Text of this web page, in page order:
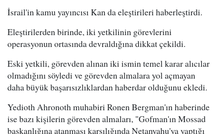
İsrail'in kamu yayıncısı Kan da eleştirileri haberleştirdi.
Eleştirilerden birinde, iki yetkilinin görevlerini
operasyonun ortasında devraldığına dikkat çekildi.
Eski yetkili, görevden alınan iki ismin temel karar alıcılar
olmadığını söyledi ve görevden almalara yol açmayan
daha büyük başarısızlıklardan haberdar olduğunu ekledi.
Yedioth Ahronoth muhabiri Ronen Bergman'ın haberinde
ise bazı kişilerin görevden almaları, "Gofman'ın Mossad
başkanlığına atanması karşılığında Netanyahu'ya yaptığı